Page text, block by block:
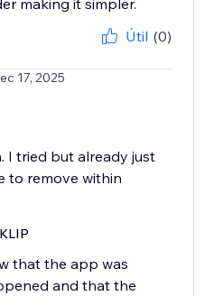
making it simpler.
Útil (0)
17, 2025
I tried but already just
to remove within
that the app was
and that the